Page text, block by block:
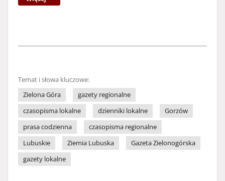
Temat i słowa kluczowe:
Zielona Góra
gazety regionalne
czasopisma lokalne
dzienniki lokalne
Gorzów
prasa codzienna
czasopisma regionalne
Lubuskie
Ziemia Lubuska
Gazeta Zielonogórska
gazety lokalne